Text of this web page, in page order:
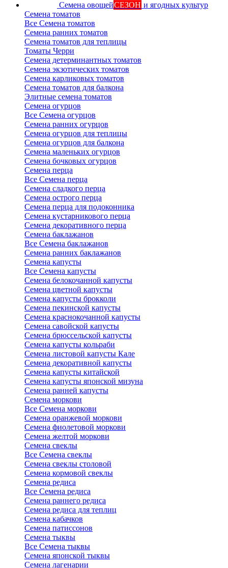
Семена овощейСЕЗОН и ягодных культур
Семена томатов
Все Семена томатов
Семена ранних томатов
Семена томатов для теплицы
Томаты Черри
Семена детерминантных томатов
Семена экзотических томатов
Семена карликовых томатов
Семена томатов для балкона
Элитные семена томатов
Семена огурцов
Все Семена огурцов
Семена ранних огурцов
Семена огурцов для теплицы
Семена огурцов для балкона
Семена маленьких огурцов
Семена бочковых огурцов
Семена перца
Все Семена перца
Семена сладкого перца
Семена острого перца
Семена перца для подоконника
Семена кустарникового перца
Семена декоративного перца
Семена баклажанов
Все Семена баклажанов
Семена ранних баклажанов
Семена капусты
Все Семена капусты
Семена белокочанной капусты
Семена цветной капусты
Семена капусты брокколи
Семена пекинской капусты
Семена краснокочанной капусты
Семена савойской капусты
Семена брюссельской капусты
Семена капусты кольраби
Семена листовой капусты Кале
Семена декоративной капусты
Семена капусты китайской
Семена капусты японской мизуна
Семена ранней капусты
Семена моркови
Все Семена моркови
Семена оранжевой моркови
Семена фиолетовой моркови
Семена желтой моркови
Семена свеклы
Все Семена свеклы
Семена свеклы столовой
Семена кормовой свеклы
Семена редиса
Все Семена редиса
Семена раннего редиса
Семена редиса для теплиц
Семена кабачков
Семена патиссонов
Семена тыквы
Все Семена тыквы
Семена японской тыквы
Семена лагенарии